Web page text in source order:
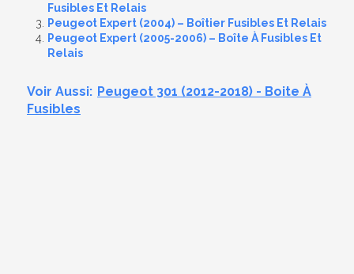
Fusibles Et Relais
Peugeot Expert (2004) – Boîtier Fusibles Et Relais
Peugeot Expert (2005-2006) – Boîte À Fusibles Et
Relais
Voir Aussi: Peugeot 301 (2012-2018) - Boite À
Fusibles